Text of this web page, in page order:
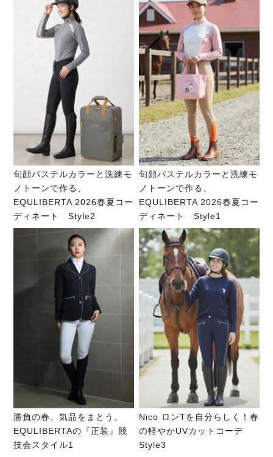
旬顔パステルカラーと洗練モ
ノトーンで作る、
EQULIBERTA 2026春夏コー
ディネート Style2
旬顔パステルカラーと洗練モ
ノトーンで作る、
EQULIBERTA 2026春夏コー
ディネート Style1
勝負の春、気品をまとう。
EQULIBERTAの『正装』競
技会スタイル1
Nico ロンTを自分らしく！春
の軽やかUVカットコーデ
Style3